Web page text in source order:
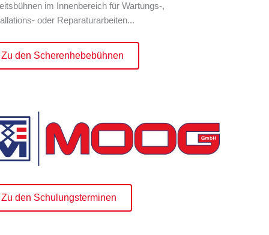
im Innenbereich für Wartungs-,
oder Reparaturarbeiten...
Zu den Scherenhebebühnen
Zu den Schulungsterminen